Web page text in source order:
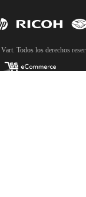
Todos los derechos